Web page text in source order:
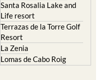
Santa Rosalia Lake and
Life resort
Terrazas de la Torre Golf
Resort
La Zenia
Lomas de Cabo Roig